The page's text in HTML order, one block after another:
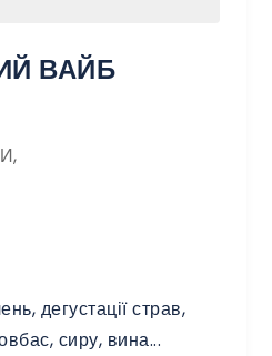
ВАЙБ
,
дегустації страв,
сиру, вина...